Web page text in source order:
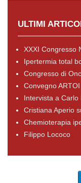
ULTIMI
XXXI Congresso
Ipertermia total
Congresso di
Convegno
Intervista a Carlo
Cristiana Aperio
Chemioterapia
Filippo Lococo